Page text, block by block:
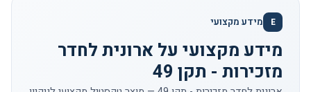
E מידע מקצועי
מידע מקצועי על ארונית לחדר
מזכירות - תקן 49